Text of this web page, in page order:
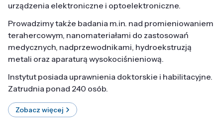
urządzenia elektroniczne i optoelektroniczne.
Prowadzimy także badania m.in. nad promieniowaniem
terahercowym, nanomateriałami do zastosowań
medycznych, nadprzewodnikami, hydroekstruzją
metali oraz aparaturą wysokociśnieniową.
Instytut posiada uprawnienia doktorskie i habilitacyjne.
Zatrudnia ponad 240 osób.
Zobacz więcej